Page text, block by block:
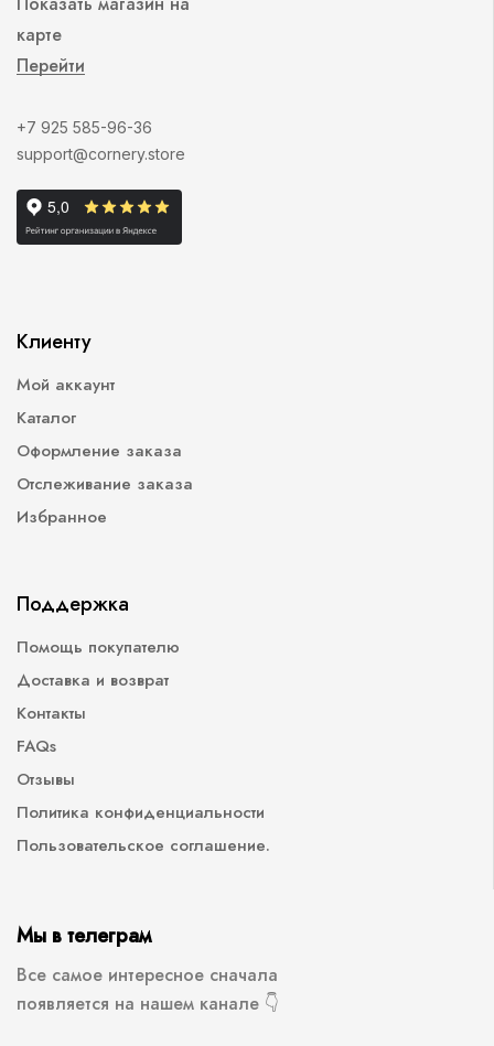
карте
Перейти
+7 925 585-96-36
support@cornery.store
Клиенту
Мой аккаунт
Каталог
Оформление заказа
Отслеживание заказа
Избранное
Поддержка
Помощь покупателю
Доставка и возврат
Контакты
FAQs
Отзывы
Политика конфиденциальности
Пользовательское соглашение.
Мы в телеграм
Все самое интересное сначала
появляется на нашем канале 👇